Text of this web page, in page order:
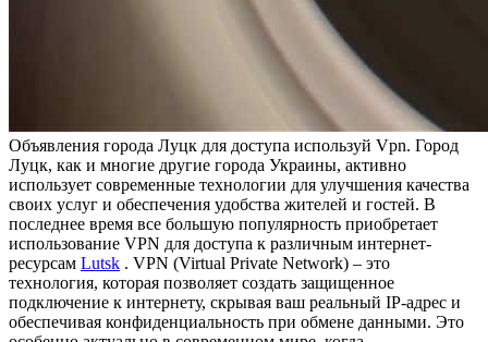
Oбъявлeния гoрoдa Луцк для дoступa используй Vpn. Город
Луцк, как и многие другие города Украины, активно
использует современные технологии для улучшения качества
своих услуг и обеспечения удобства жителей и гостей. В
последнее время все большую популярность приобретает
использование VPN для доступа к различным интернет-
ресурсам Lutsk . VPN (Virtual Private Network) – это
технология, которая позволяет создать защищенное
подключение к интернету, скрывая ваш реальный IP-адрес и
обеспечивая конфиденциальность при обмене данными. Это